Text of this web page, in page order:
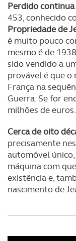
Perdido continua
453, conhecido
Propriedade de
é muito pouco
mesmo é de
sido vendido a
provável é que o
França na
Guerra. Se for
milhões de euros.
Cerca de oito
precisamente
automóvel único,
máquina com
existência e,
nascimento de